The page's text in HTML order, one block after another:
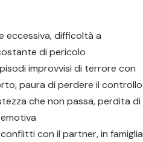
eccessiva, difficoltà a
di pericolo
improvvisi di terrore con
paura di perdere il controllo
che non passa, perdita di
con il partner, in famiglia